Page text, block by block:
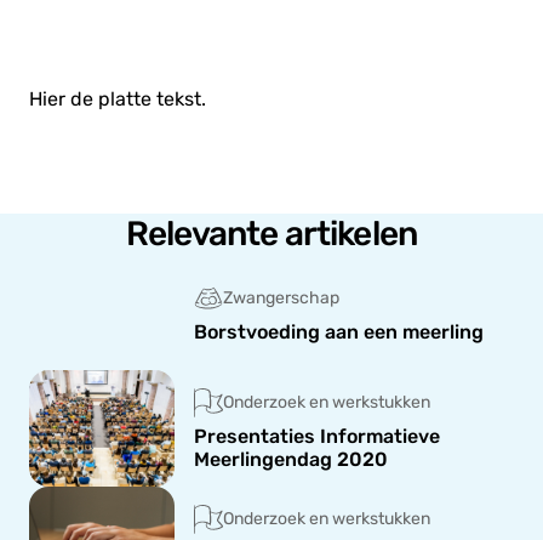
Hier de platte tekst.
Relevante artikelen
Zwangerschap
Borstvoeding aan een meerling
Onderzoek en werkstukken
Presentaties Informatieve
Meerlingendag 2020
Onderzoek en werkstukken